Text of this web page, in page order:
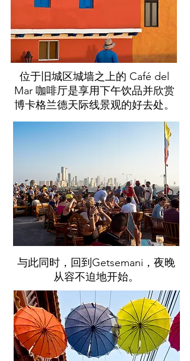
位于旧城区城墙之上的 Café del
Mar 咖啡厅是享用下午饮品并欣赏
博卡格兰德天际线景观的好去处。
与此同时，回到Getsemani，夜晚
从容不迫地开始。